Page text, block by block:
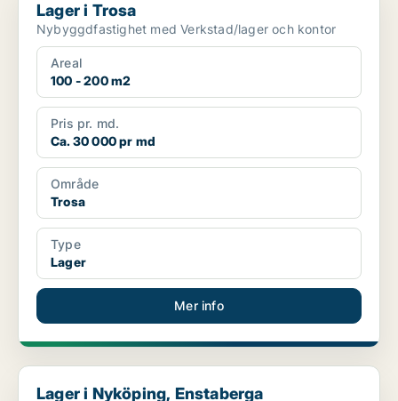
Lager i Trosa
Nybyggdfastighet med Verkstad/lager och kontor
Areal
100 - 200 m2
Pris pr. md.
Ca. 30 000 pr md
Område
Trosa
Type
Lager
Mer info
Lager i Nyköping, Enstaberga
Lager i Nyköping, Enstaberga